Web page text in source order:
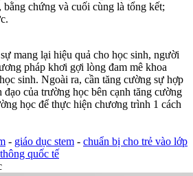
chứng và cuối cùng là tổng kết;
mang lại hiệu quả cho học sinh, người
pháp khơi gợi lòng đam mê khoa
sinh. Ngoài ra, cần tăng cường sự hợp
đạo của trường học bên cạnh tăng cường
học để thực hiện chương trình 1 cách
- giáo dục stem - chuẩn bị cho trẻ vào lớp
quốc tế